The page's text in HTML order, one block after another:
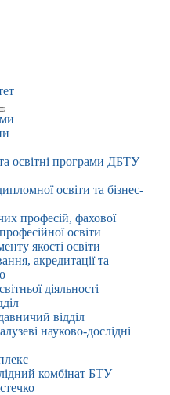
освітні програми ДБТУ
освіти та бізнес-
професій, фахової
освіти
якості освіти
акредитації та
діяльності
відділ
науково-дослідні
комбінат БТУ